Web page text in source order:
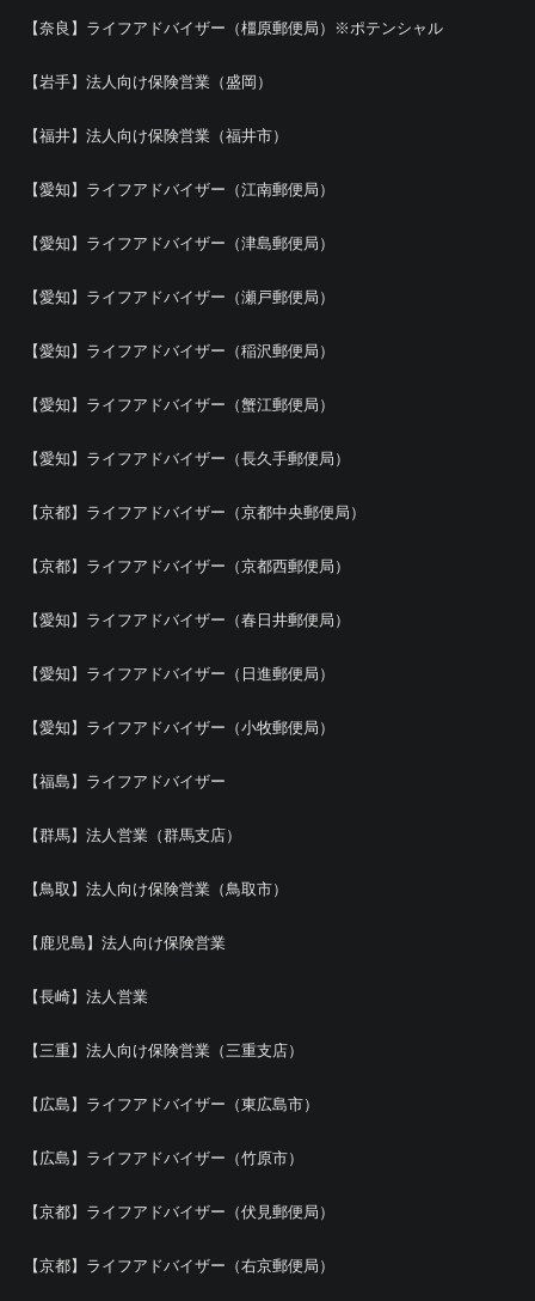
【奈良】ライフアドバイザー（橿原郵便局）※ポテンシャル
【岩手】法人向け保険営業（盛岡）
【福井】法人向け保険営業（福井市）
【愛知】ライフアドバイザー（江南郵便局）
【愛知】ライフアドバイザー（津島郵便局）
【愛知】ライフアドバイザー（瀬戸郵便局）
【愛知】ライフアドバイザー（稲沢郵便局）
【愛知】ライフアドバイザー（蟹江郵便局）
【愛知】ライフアドバイザー（長久手郵便局）
【京都】ライフアドバイザー（京都中央郵便局）
【京都】ライフアドバイザー（京都西郵便局）
【愛知】ライフアドバイザー（春日井郵便局）
【愛知】ライフアドバイザー（日進郵便局）
【愛知】ライフアドバイザー（小牧郵便局）
【福島】ライフアドバイザー
【群馬】法人営業（群馬支店）
【鳥取】法人向け保険営業（鳥取市）
【鹿児島】法人向け保険営業
【長崎】法人営業
【三重】法人向け保険営業（三重支店）
【広島】ライフアドバイザー（東広島市）
【広島】ライフアドバイザー（竹原市）
【京都】ライフアドバイザー（伏見郵便局）
【京都】ライフアドバイザー（右京郵便局）